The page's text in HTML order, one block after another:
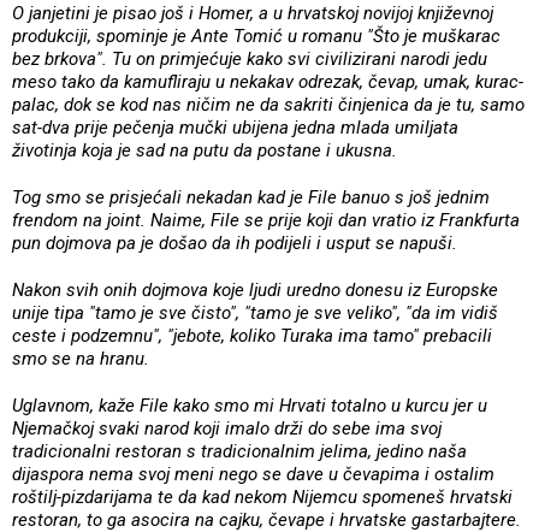
O janjetini je pisao još i Homer, a u hrvatskoj novijoj književnoj
produkciji, spominje je Ante Tomić u romanu "Što je muškarac
bez brkova". Tu on primjećuje kako svi civilizirani narodi jedu
meso tako da kamufliraju u nekakav odrezak, čevap, umak, kurac-
palac, dok se kod nas ničim ne da sakriti činjenica da je tu, samo
sat-dva prije pečenja mučki ubijena jedna mlada umiljata
životinja koja je sad na putu da postane i ukusna.
Tog smo se prisjećali nekadan kad je File banuo s još jednim
frendom na joint. Naime, File se prije koji dan vratio iz Frankfurta
pun dojmova pa je došao da ih podijeli i usput se napuši.
Nakon svih onih dojmova koje ljudi uredno donesu iz Europske
unije tipa "tamo je sve čisto", "tamo je sve veliko", "da im vidiš
ceste i podzemnu", "jebote, koliko Turaka ima tamo" prebacili
smo se na hranu.
Uglavnom, kaže File kako smo mi Hrvati totalno u kurcu jer u
Njemačkoj svaki narod koji imalo drži do sebe ima svoj
tradicionalni restoran s tradicionalnim jelima, jedino naša
dijaspora nema svoj meni nego se dave u čevapima i ostalim
roštilj-pizdarijama te da kad nekom Nijemcu spomeneš hrvatski
restoran, to ga asocira na cajku, čevape i hrvatske gastarbajtere.